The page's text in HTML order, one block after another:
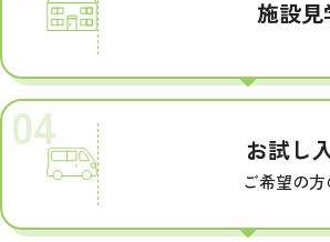
施設見
04 お試し
ご希望の方